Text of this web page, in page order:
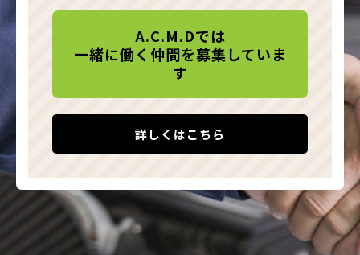
A.C.M.Dでは
一緒に働く仲間を募集していま
す
詳しくはこちら